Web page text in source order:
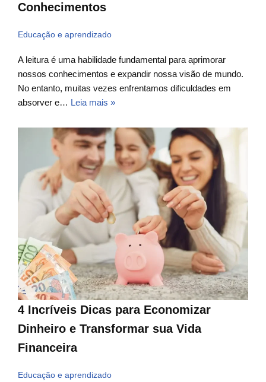
Conhecimentos
Educação e aprendizado
A leitura é uma habilidade fundamental para aprimorar
nossos conhecimentos e expandir nossa visão de mundo.
No entanto, muitas vezes enfrentamos dificuldades em
absorver e… Leia mais »
4 Incríveis Dicas para Economizar
Dinheiro e Transformar sua Vida
Financeira
Educação e aprendizado